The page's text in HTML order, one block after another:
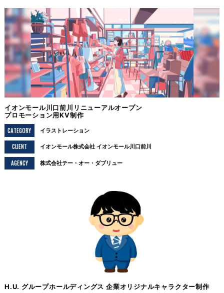
イオンモール川口前川リニューアルオープン
プロモーション用KV制作
CATEGORY
イラストレーション
CLIENT イオンモール株式会社 イオンモール川口前川
AGENCY 株式会社テー・オー・ダブリュー
H.U. グループホールディングス 企業オリジナルキャラクター制作